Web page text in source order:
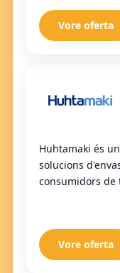
Vore oferta
Huhtamaki és
solucions
consumidors de
Vore oferta